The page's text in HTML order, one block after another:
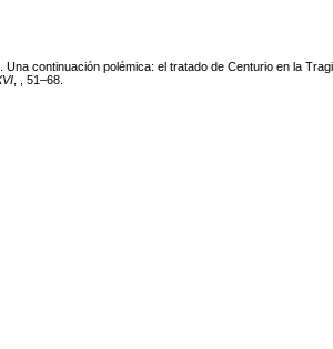
Una continuación polémica: el tratado de Centurio en la
, , 51–68.